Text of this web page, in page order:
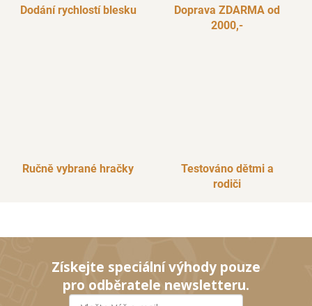
Dodání rychlostí blesku
Doprava ZDARMA od
2000,-
Ručně vybrané hračky
Testováno dětmi a
rodiči
Získejte speciální výhody pouze
pro odběratele newsletteru.